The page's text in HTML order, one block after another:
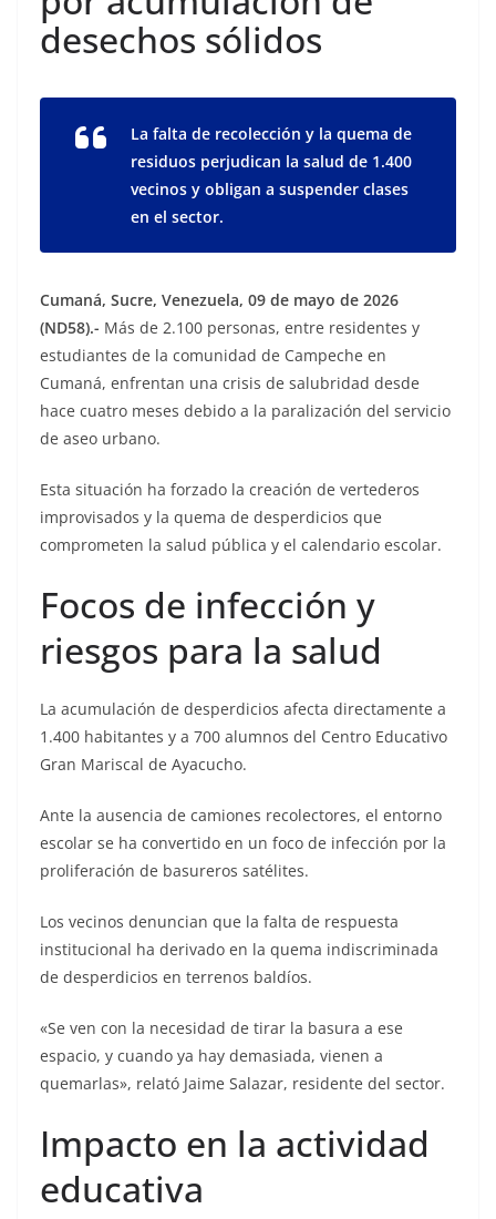
desechos sólidos
La falta de recolección y la quema de
residuos perjudican la salud de 1.400
vecinos y obligan a suspender clases
en el sector.
Cumaná, Sucre, Venezuela, 09 de mayo de 2026
(ND58).- Más de 2.100 personas, entre residentes y
estudiantes de la comunidad de Campeche en
Cumaná, enfrentan una crisis de salubridad desde
hace cuatro meses debido a la paralización del servicio
de aseo urbano.
Esta situación ha forzado la creación de vertederos
improvisados y la quema de desperdicios que
comprometen la salud pública y el calendario escolar.
Focos de infección y
riesgos para la salud
La acumulación de desperdicios afecta directamente a
1.400 habitantes y a 700 alumnos del Centro Educativo
Gran Mariscal de Ayacucho.
Ante la ausencia de camiones recolectores, el entorno
escolar se ha convertido en un foco de infección por la
proliferación de basureros satélites.
Los vecinos denuncian que la falta de respuesta
institucional ha derivado en la quema indiscriminada
de desperdicios en terrenos baldíos.
«Se ven con la necesidad de tirar la basura a ese
espacio, y cuando ya hay demasiada, vienen a
quemarlas», relató Jaime Salazar, residente del sector.
Impacto en la actividad
educativa